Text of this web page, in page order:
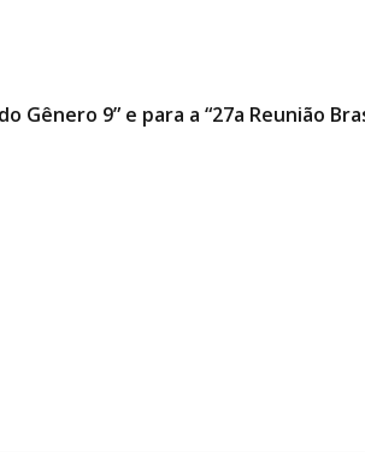
9” e para a “27a Reunião